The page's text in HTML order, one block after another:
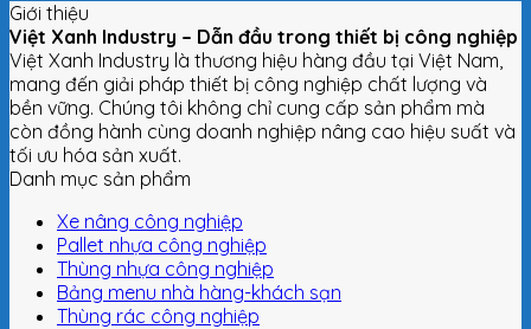
Giới thiệu
Việt Xanh Industry – Dẫn đầu trong thiết bị công nghiệp
Việt Xanh Industry là thương hiệu hàng đầu tại Việt Nam,
mang đến giải pháp thiết bị công nghiệp chất lượng và
bền vững. Chúng tôi không chỉ cung cấp sản phẩm mà
còn đồng hành cùng doanh nghiệp nâng cao hiệu suất và
tối ưu hóa sản xuất.
Danh mục sản phẩm
Xe nâng công nghiệp
Pallet nhựa công nghiệp
Thùng nhựa công nghiệp
Bảng menu nhà hàng-khách sạn
Thùng rác công nghiệp